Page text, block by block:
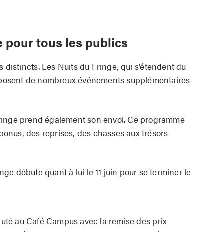
pour tous les publics
Les Nuits du Fringe, qui s’étendent du
de nombreux événements supplémentaires
prend également son envol. Ce programme
des reprises, des chasses aux trésors
débute quant à lui le 11 juin pour se terminer le
au Café Campus avec la remise des prix